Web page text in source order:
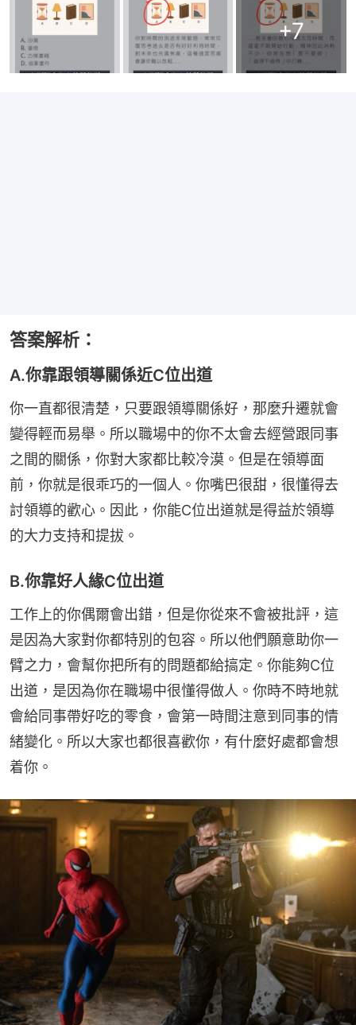
+7
答案解析：
A.你靠跟領導關係近C位出道
你一直都很清楚，只要跟領導關係好，那麼升遷就會
變得輕而易舉。所以職場中的你不太會去經營跟同事
之間的關係，你對大家都比較冷漠。但是在領導面
前，你就是很乖巧的一個人。你嘴巴很甜，很懂得去
討領導的歡心。因此，你能C位出道就是得益於領導
的大力支持和提拔。
B.你靠好人緣C位出道
工作上的你偶爾會出錯，但是你從來不會被批評，這
是因為大家對你都特別的包容。所以他們願意助你一
臂之力，會幫你把所有的問題都給搞定。你能夠C位
出道，是因為你在職場中很懂得做人。你時不時地就
會給同事帶好吃的零食，會第一時間注意到同事的情
緒變化。所以大家也都很喜歡你，有什麼好處都會想
着你。